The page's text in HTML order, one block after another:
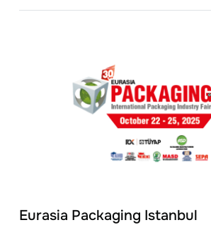
Eurasia Packaging Istanbul